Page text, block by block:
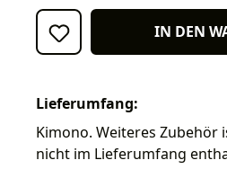
IN DEN
Lieferumfang:
Kimono. Weiteres Zubehör
nicht im Lieferumfang